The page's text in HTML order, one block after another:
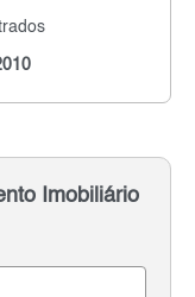
Imobiliário